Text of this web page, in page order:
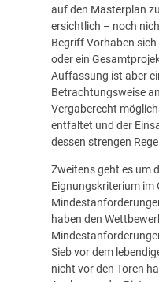
auf den Masterplan
ersichtlich – noch
Begriff Vorhaben
oder ein
Auffassung ist aber
Betrachtungsweise
Vergaberecht
entfaltet und der
dessen strengen
Zweitens geht es um
Eignungskriterium im
haben den
Sieb vor dem
nicht vor den Toren